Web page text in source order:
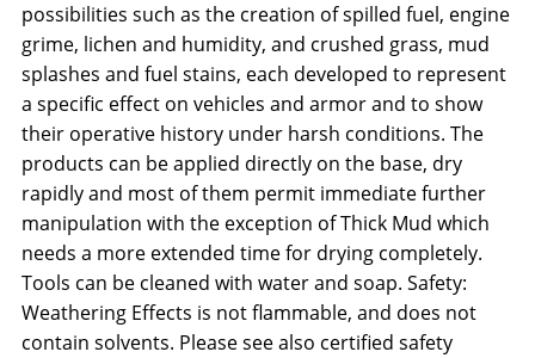
possibilities such as the creation of spilled fuel, engine
grime, lichen and humidity, and crushed grass, mud
splashes and fuel stains, each developed to represent
a specific effect on vehicles and armor and to show
their operative history under harsh conditions. The
products can be applied directly on the base, dry
rapidly and most of them permit immediate further
manipulation with the exception of Thick Mud which
needs a more extended time for drying completely.
Tools can be cleaned with water and soap. Safety:
Weathering Effects is not flammable, and does not
contain solvents. Please see also certified safety